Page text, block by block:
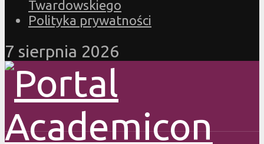
Twardowskiego
Polityka prywatności
7 sierpnia 2026